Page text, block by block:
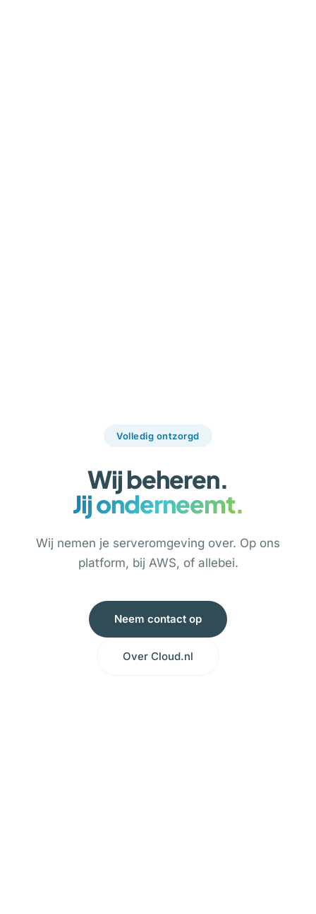
Volledig ontzorgd
Wij beheren.
Jij onderneemt.
Wij nemen je serveromgeving over. Op ons
platform, bij AWS, of allebei.
Neem contact op
Over Cloud.nl